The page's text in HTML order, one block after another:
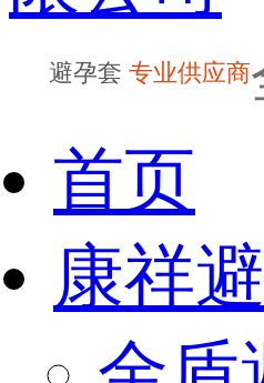
避孕套 专业供应商
首页
康祥